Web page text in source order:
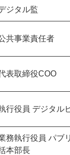
ジタル監
共事業責任者
表取締役COO
行役員 デジタル
務執行役員 パブ
本部長